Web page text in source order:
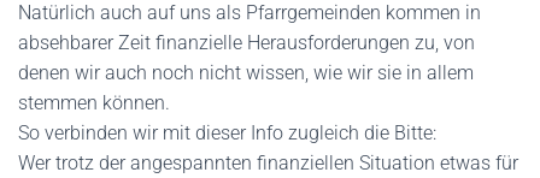
Natürlich auch auf uns als Pfarrgemeinden kommen in
absehbarer Zeit finanzielle Herausforderungen zu, von
denen wir auch noch nicht wissen, wie wir sie in allem
stemmen können.
So verbinden wir mit dieser Info zugleich die Bitte:
Wer trotz der angespannten finanziellen Situation etwas für